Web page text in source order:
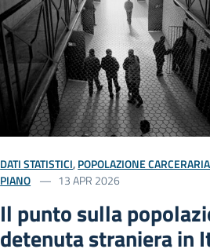
DATI STATISTICI,POPOLAZIONE CARCERARIA
PIANO
13 APR 2026
Il punto sulla
detenuta straniera in